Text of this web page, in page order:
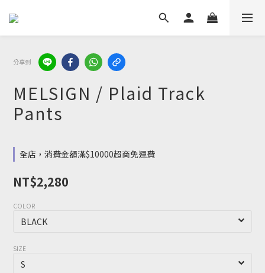
分享到
MELSIGN / Plaid Track
Pants
全店，消費金額滿$10000超商免運費
NT$2,280
COLOR
SIZE